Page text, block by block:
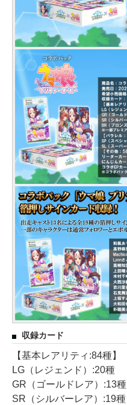
収録カード
【基本レアリティ:84種】
LG（レジェンド）:20種
GR（ゴールドレア）:13種
SR（シルバーレア）:19種